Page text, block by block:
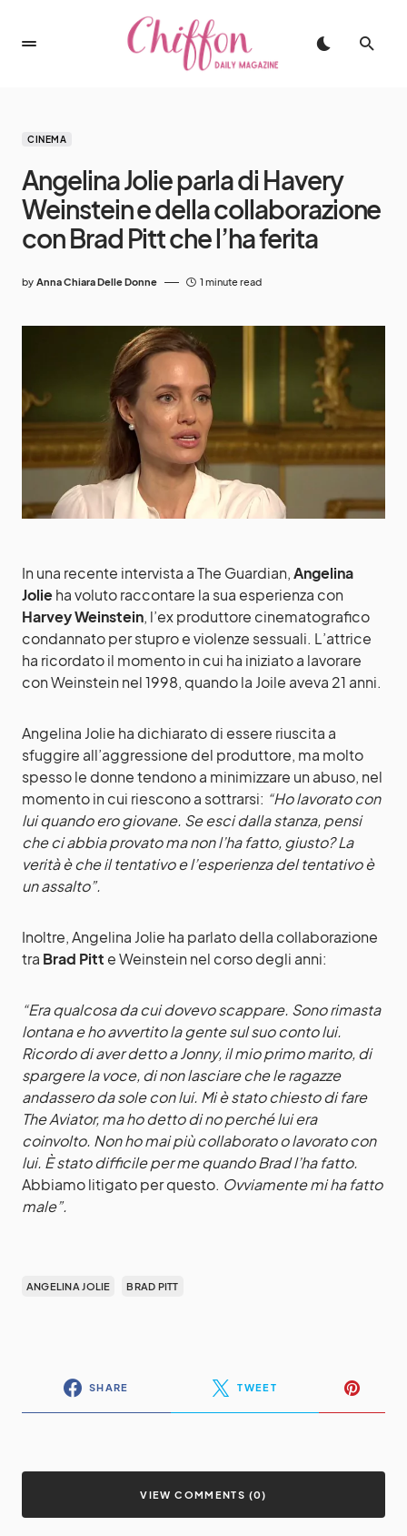
CINEMA
Angelina Jolie parla di Havery
Weinstein e della collaborazione
con Brad Pitt che l’ha ferita
by Anna Chiara Delle Donne 1 minute read
In una recente intervista a The Guardian,Angelina
Jolieha voluto raccontare la sua esperienza con
Harvey Weinstein, l’ex produttore cinematografico
condannato per stupro e violenze sessuali. L’attrice
ha ricordato il momento in cui ha iniziato a lavorare
con Weinstein nel 1998, quando la Joile aveva 21 anni.
Angelina Jolie ha dichiarato di essere riuscita a
sfuggire all’aggressione del produttore, ma molto
spesso le donne tendono a minimizzare un abuso, nel
momento in cui riescono a sottrarsi: “Ho lavorato con
lui quando ero giovane. Se esci dalla stanza, pensi
che ci abbia provato ma non l’ha fatto, giusto? La
verità è che il tentativo e l’esperienza del tentativo è
un assalto”.
Inoltre, Angelina Jolie ha parlato della collaborazione
tra Brad Pitt e Weinstein nel corso degli anni:
“Era qualcosa da cui dovevo scappare. Sono rimasta
lontana e ho avvertito la gente sul suo conto lui.
Ricordo di aver detto a Jonny, il mio primo marito, di
spargere la voce, di non lasciare che le ragazze
andassero da sole con lui. Mi è stato chiesto di fare
The Aviator, ma ho detto di no perché lui era
coinvolto. Non ho mai più collaborato o lavorato con
lui. È stato difficile per me quando Brad l’ha fatto.
Abbiamo litigato per questo. Ovviamente mi ha fatto
male”.
ANGELINA JOLIE BRAD PITT
SHARE TWEET
VIEW COMMENTS (0)